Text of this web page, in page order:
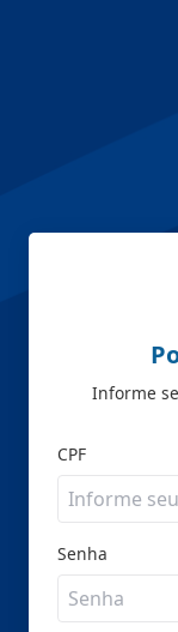
Informe
CPF
Senha